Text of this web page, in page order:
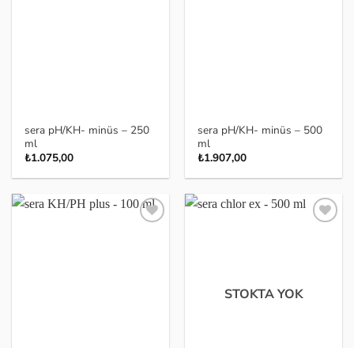
sera pH/KH- minüs – 250
ml
₺1.075,00
sera pH/KH- minüs – 500
ml
₺1.907,00
STOKTA YOK